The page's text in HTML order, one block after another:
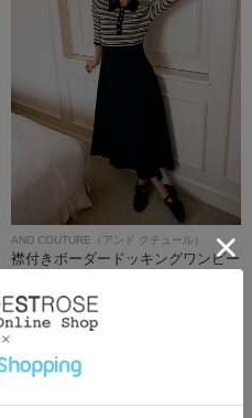
AND COUTURE（アンド クチュール）
襟付きボーダードッキングワンピー
￥19,800(税込)
40%OFF